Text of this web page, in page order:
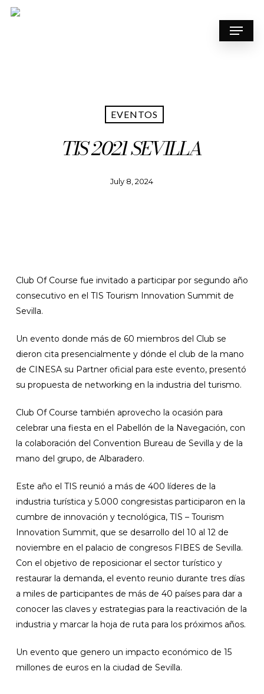
Skip
Menu
EVENTOS
TIS 2021 SEVILLA
July 8, 2024
Club Of Course fue invitado a participar por segundo año
consecutivo en el TIS Tourism Innovation Summit de
Sevilla.
Un evento donde más de 60 miembros del Club se
dieron cita presencialmente y dónde el club de la mano
de CINESA su Partner oficial para este evento, presentó
su propuesta de networking en la industria del turismo.
Club Of Course también aprovecho la ocasión para
celebrar una fiesta en el Pabellón de la Navegación, con
la colaboración del Convention Bureau de Sevilla y de la
mano del grupo, de Albaradero.
Este año el TIS reunió a más de 400 líderes de la
industria turística y 5.000 congresistas participaron en la
cumbre de innovación y tecnológica, TIS – Tourism
Innovation Summit, que se desarrollo del 10 al 12 de
noviembre en el palacio de congresos FIBES de Sevilla.
Con el objetivo de reposicionar el sector turístico y
restaurar la demanda, el evento reunio durante tres días
a miles de participantes de más de 40 países para dar a
conocer las claves y estrategias para la reactivación de la
industria y marcar la hoja de ruta para los próximos años.
Un evento que genero un impacto económico de 15
millones de euros en la ciudad de Sevilla.